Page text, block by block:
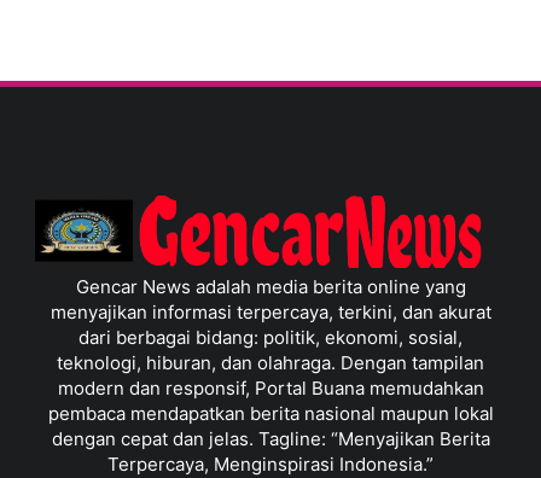
Gencar News adalah media berita online yang
menyajikan informasi terpercaya, terkini, dan akurat
dari berbagai bidang: politik, ekonomi, sosial,
teknologi, hiburan, dan olahraga. Dengan tampilan
modern dan responsif, Portal Buana memudahkan
pembaca mendapatkan berita nasional maupun lokal
dengan cepat dan jelas. Tagline: “Menyajikan Berita
Terpercaya, Menginspirasi Indonesia.”